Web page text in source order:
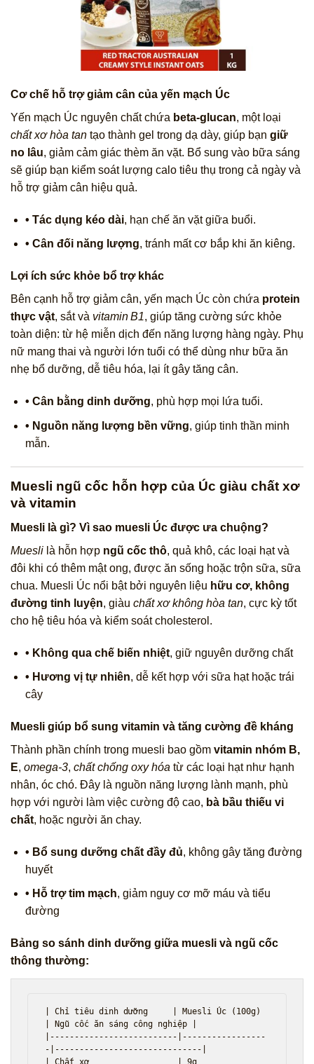
Cơ chế hỗ trợgiảm cân của yến mạch Úc
Yến mạch Úc nguyên chất chứa beta‑glucan, một loại
chất xơ hòa tan tạo thành gel trong dạ dày, giúp bạn giữ
no lâu, giảm cảm giác thèm ăn vặt. Bổ sung vào bữa sáng
sẽ giúp bạn kiểm soát lượng calo tiêu thụ trong cả ngày và
hỗ trợ giảm cân hiệu quả.
• Tác dụng kéo dài, hạn chế ăn vặt giữa buổi.
• Cân đối năng lượng, tránh mất cơ bắp khi ăn kiêng.
Lợi ích sức khỏe bổ trợ khác
Bên cạnh hỗ trợ giảm cân, yến mạch Úc còn chứa protein
thực vật, sắt và vitamin B1, giúp tăng cường sức khỏe
toàn diện: từ hệ miễn dịch đến năng lượng hàng ngày. Phụ
nữ mang thai và người lớn tuổi có thể dùng như bữa ăn
nhẹ bổ dưỡng, dễ tiêu hóa, lại ít gây tăng cân.
• Cân bằng dinh dưỡng, phù hợp mọi lứa tuổi.
• Nguồn năng lượng bền vững, giúp tinh thần minh
mẫn.
Muesli ngũ cốc hỗn hợp của Úc giàu chất xơ
và vitamin
Muesli là gì? Vì sao muesli Úc được ưa chuộng?
Muesli là hỗn hợp ngũ cốc thô, quả khô, các loại hạt và
đôi khi có thêm mật ong, được ăn sống hoặc trộn sữa, sữa
chua. Muesli Úc nổi bật bởi nguyên liệu hữu cơ, không
đường tinh luyện, giàu chất xơ không hòa tan, cực kỳ tốt
cho hệ tiêu hóa và kiểm soát cholesterol.
• Không qua chế biến nhiệt, giữ nguyên dưỡng chất
• Hương vị tự nhiên, dễ kết hợp với sữa hạt hoặc trái
cây
Muesli giúp bổ sung vitamin và tăng cường đề kháng
Thành phần chính trong muesli bao gồm vitamin nhóm B,
E, omega‑3, chất chống oxy hóa từ các loại hạt như hạnh
nhân, óc chó. Đây là nguồn năng lượng lành mạnh, phù
hợp với người làm việc cường độ cao, bà bầu thiếu vi
chất, hoặc người ăn chay.
• Bổ sung dưỡng chất đầy đủ, không gây tăng đường
huyết
• Hỗ trợ tim mạch, giảm nguy cơ mỡ máu và tiểu
đường
Bảng so sánh dinh dưỡng giữa muesli và ngũ cốc
thông thường:
| Chỉ tiêu dinh dưỡng     | Muesli Úc (100g)
| Ngũ cốc ăn sáng công nghiệp |
|--------------------------|-----------------
-|------------------------------|